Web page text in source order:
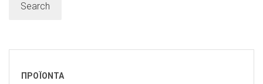
Search
ΠΡΟΪΟΝΤΑ